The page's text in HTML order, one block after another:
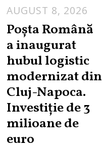
AUGUST 8, 2026
Poșta Română
a inaugurat
hubul logistic
modernizat din
Cluj-Napoca.
Investiție de 3
milioane de
euro